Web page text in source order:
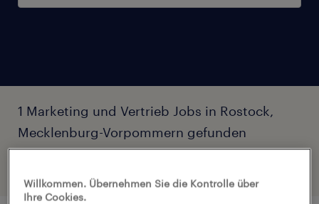
1 Marketing und Vertrieb Jobs in Rostock,
Mecklenburg-Vorpommern gefunden
Willkommen. Übernehmen Sie die Kontrolle über
Ihre Cookies.